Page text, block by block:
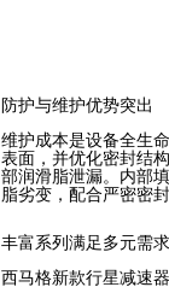
防护与维护优势突出
维护成本是设备全生
表面，并优化密封结
部润滑脂泄漏。内部
脂劣变，配合严密密
丰富系列满足多元需求
西马格新款行星减速